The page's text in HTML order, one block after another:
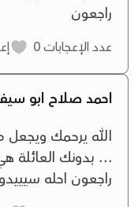
راجعون
عدد الإعجابات
احمد صلاح ابو
الله يرحمك ويجعل
... بدونك العائلة
راجعون احله